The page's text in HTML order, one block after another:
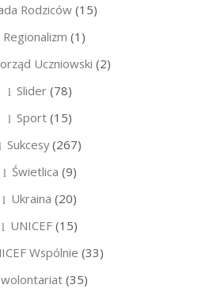
Rodziców(15)
Regionalizm (1)
Uczniowski (2)
Slider(78)
Sport(15)
Sukcesy(267)
Świetlica (9)
Ukraina (20)
UNICEF (15)
Wspólnie (33)
wolontariat(35)